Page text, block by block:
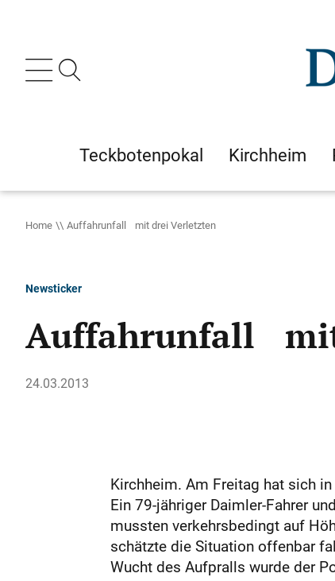
Teckbotenpokal Kirchheim
Home Auffahrunfall mit drei Verletzten
Newsticker
Auffahrunfall
24.03.2013
Kirchheim. Am Freitag hat sich
Ein 79-jähriger Daimler-Fahrer
mussten verkehrsbedingt auf
schätzte die Situation offenbar
Wucht des Aufpralls wurde der